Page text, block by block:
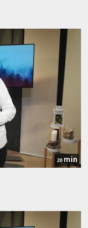
20 min